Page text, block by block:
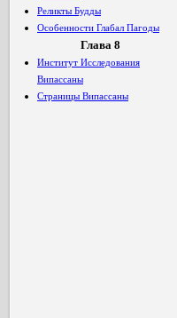
Реликты Будды
Особенности Глабал Пагоды
Глава 8
Институт Исследования
Випассаны
Страницы Випассаны